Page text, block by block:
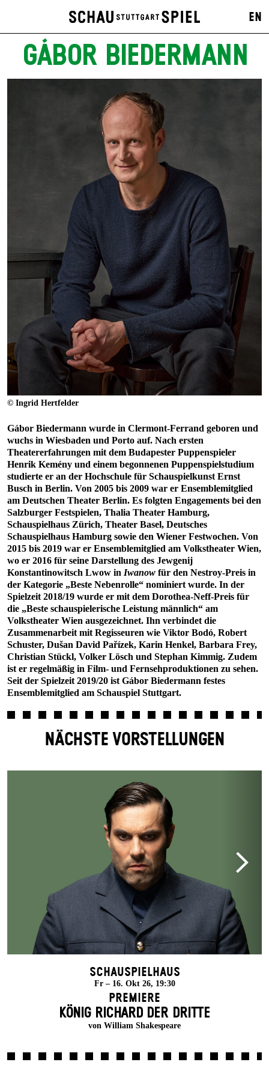
EN
GÁBOR BIEDERMANN
© Ingrid Hertfelder
Gábor Biedermann wurde in Clermont-Ferrand geboren und
wuchs in Wiesbaden und Porto auf. Nach ersten
Theatererfahrungen mit dem Budapester Puppenspieler
Henrik Kemény und einem begonnenen Puppenspielstudium
studierte er an der Hochschule für Schauspielkunst Ernst
Busch in Berlin. Von 2005 bis 2009 war er Ensemblemitglied
am Deutschen Theater Berlin. Es folgten Engagements bei den
Salzburger Festspielen, Thalia Theater Hamburg,
Schauspielhaus Zürich, Theater Basel, Deutsches
Schauspielhaus Hamburg sowie den Wiener Festwochen. Von
2015 bis 2019 war er Ensemblemitglied am Volkstheater Wien,
wo er 2016 für seine Darstellung des Jewgenij
Konstantinowitsch Lwow in Iwanow für den Nestroy-Preis in
der Kategorie „Beste Nebenrolle“ nominiert wurde. In der
Spielzeit 2018/19 wurde er mit dem Dorothea-Neff-Preis für
die „Beste schauspielerische Leistung männlich“ am
Volkstheater Wien ausgezeichnet. Ihn verbindet die
Zusammenarbeit mit Regisseuren wie Viktor Bodó, Robert
Schuster, Dušan David Pařízek, Karin Henkel, Barbara Frey,
Christian Stückl, Volker Lösch und Stephan Kimmig. Zudem
ist er regelmäßig in Film- und Fernsehproduktionen zu sehen.
Seit der Spielzeit 2019/20 ist Gábor Biedermann festes
Ensemblemitglied am Schauspiel Stuttgart.
NÄCHSTE VORSTELLUNGEN
Schauspielhaus
Fr – 16. Okt 26, 19:30
Premiere
KÖNIG RICHARD DER DRITTE
von William Shakespeare